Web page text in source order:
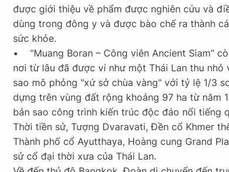
được giới thiệu về phẩm được nghiên cứu và
dùng trong đông y và được bào chế ra thành
sức khỏe.
• “Muang Boran – Công viên Ancient Siam’’
nơi từ lâu đã được ví như một Thái Lan thu nhỏ
sao mô phỏng "xứ sở chùa vàng" với tỷ lệ 1/3
dựng trên vùng đất rộng khoảng 97 ha từ năm
bản sao công trình kiến trúc độc đáo nổi tiếng
Thời tiền sử, Tượng Dvaravati, Đền cổ Khmer
Thành phố cổ Ayutthaya, Hoàng cung Grand
sử cổ đại thời xưa của Thái Lan.